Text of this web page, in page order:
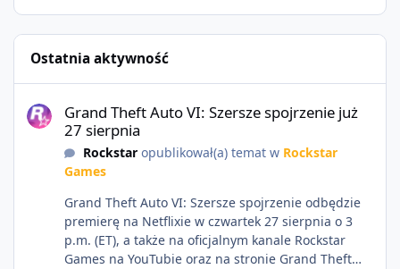
Ostatnia aktywność
Grand Theft Auto VI: Szersze spojrzenie już
27 sierpnia
Rockstaropublikował(a) temat w Rockstar
Games
Grand Theft Auto VI: Szersze spojrzenie odbędzie
premierę na Netflixie w czwartek 27 sierpnia o 3
p.m. (ET), a także na oficjalnym kanale Rockstar
Games na YouTubie oraz na stronie Grand Theft